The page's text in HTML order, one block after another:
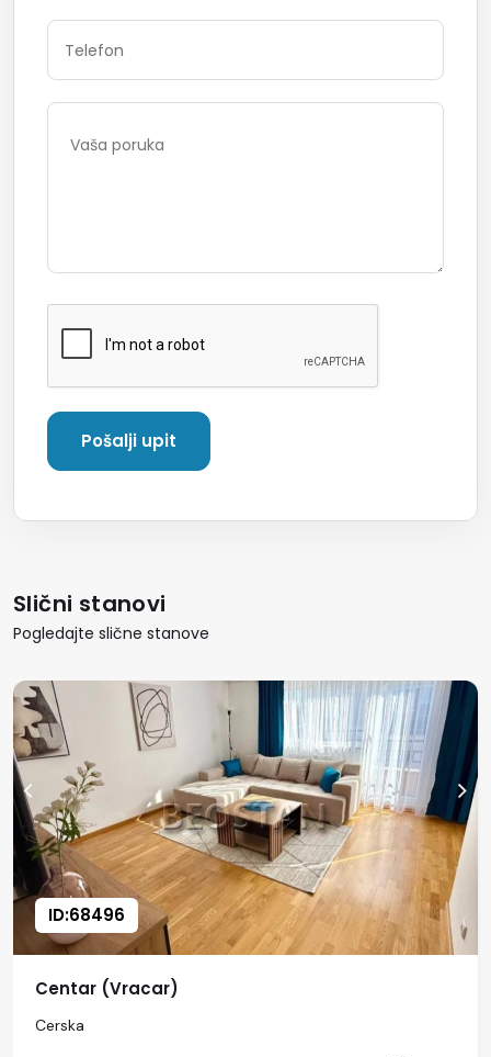
Slični stanovi
Pogledajte slične stanove
ID:68496
Centar (Vracar)
Cerska